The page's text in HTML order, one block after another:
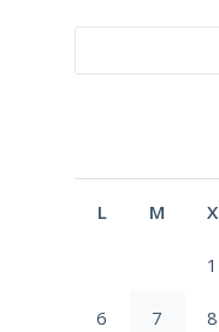
L M X
1
6 7 8